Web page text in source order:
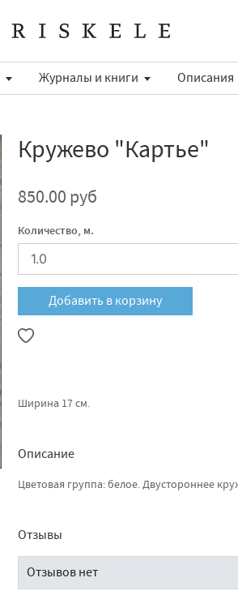
Журналы и книги Описания
Кружево "Картье"
850.00 руб
Количество, м.
Добавить в корзину
Ширина 17 см.
Описание
Цветовая группа: белое. Двустороннее
Отзывы
Отзывов нет